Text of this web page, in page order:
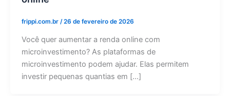
frippi.com.br /26 de fevereiro de 2026
Você quer aumentar a renda online com
microinvestimento? As plataformas de
microinvestimento podem ajudar. Elas permitem
investir pequenas quantias em […]